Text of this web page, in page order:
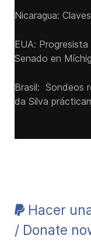
Nicaragua:
EUA:
Senado ‌en
Brasil: Sondeos
da Silva
Hacer
/ Donate